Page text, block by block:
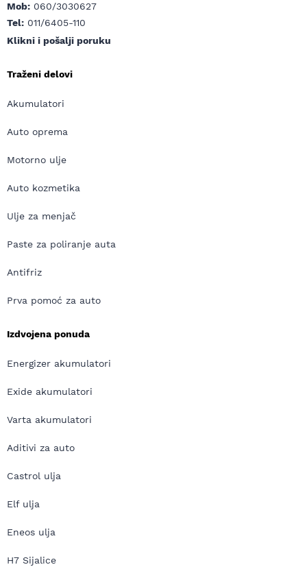
Mob: 060/3030627
Tel: 011/6405-110
Klikni i pošalji poruku
Traženi delovi
Akumulatori
Auto oprema
Motorno ulje
Auto kozmetika
Ulje za menjač
Paste za poliranje auta
Antifriz
Prva pomoć za auto
Izdvojena ponuda
Energizer akumulatori
Exide akumulatori
Varta akumulatori
Aditivi za auto
Castrol ulja
Elf ulja
Eneos ulja
H7 Sijalice